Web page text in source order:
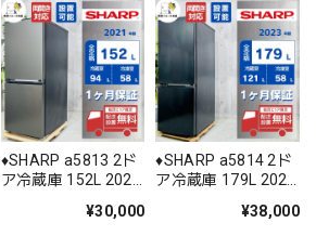
♦️SHARP a5813 2ド
ア冷蔵庫 152L 2021
¥30,000
♦️SHARP a5814 2ド
ア冷蔵庫 179L 2023
¥38,000